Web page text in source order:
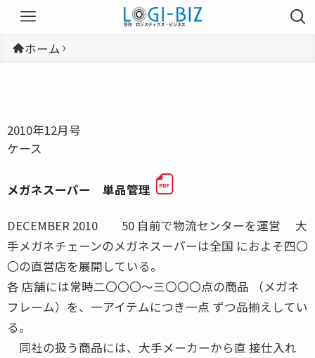
ホーム
2010年12月号
ケース
メガネスーパー 単品管理
DECEMBER 2010 50 自前で物流センターを運営 大
手メガネチェーンのメガネスーパーは全国 におよそ四〇
〇の直営店を展開している。
各 店舗には常時二〇〇〇〜三〇〇〇点の商品 （メガネ
フレーム）を、一アイテムにつき一点 ずつ品揃えしてい
る。
同社の扱う商品には、大手メーカーから直 接仕入れ